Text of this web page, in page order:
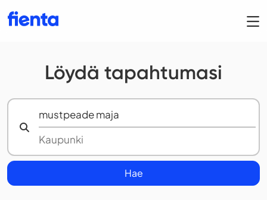
Löydä tapahtumasi
Hae